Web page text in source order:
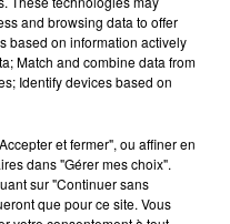
Voir plus
être son fils
and browsing data to offer
based on information actively
Match and combine data from
Identify devices based on
et fermer", ou affiner en
dans "Gérer mes choix".
sur "Continuer sans
que pour ce site. Vous